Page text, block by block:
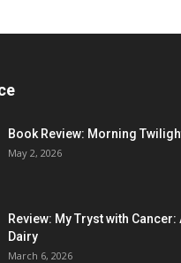
Book Review: Morning
May 2, 2026
Review: My Tryst with Cancer:
Dairy
March 6, 2026